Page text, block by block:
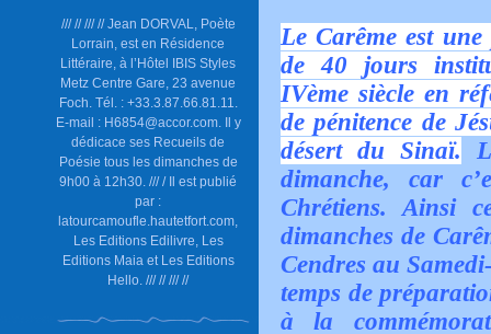
/// // /// // Jean DORVAL, Poète
Lorrain, est en Résidence
Littéraire, à l’Hôtel IBIS Styles
Metz Centre Gare, 23 avenue
Foch. Tél. : +33.3.87.66.81.11.
E-mail : H6854@accor.com. Il y
dédicace ses Recueils de
Poésie tous les dimanches de
9h00 à 12h30. /// / Il est publié
par :
latourcamoufle.hautetfort.com,
Les Editions Edilivre, Les
Editions Maia et Les Editions
Hello. /// // /// //
Le Carême est
de 40 jours
IVème siècle en
de pénitence de
désert du Sinaï.
dimanche, car
Chrétiens. Ainsi
dimanches de
Cendres au
temps de
à la